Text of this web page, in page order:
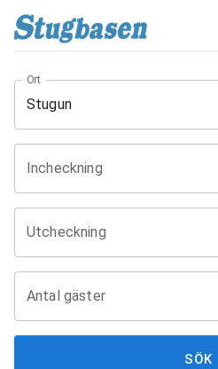
Ort
Incheckning
Utcheckning
Antal gäster
SÖK